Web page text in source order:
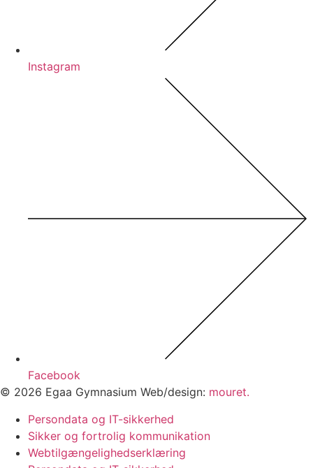
Instagram
Facebook
© 2026 Egaa Gymnasium Web/design: mouret.
Persondata og IT-sikkerhed
Sikker og fortrolig kommunikation
Webtilgængelighedserklæring